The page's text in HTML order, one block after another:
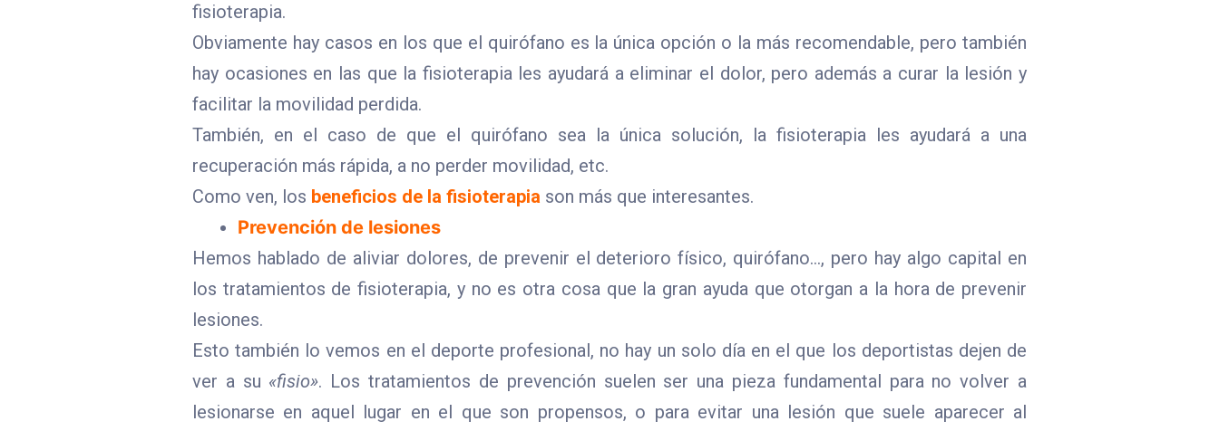
fisioterapia.
Obviamente hay casos en los que el quirófano es la única opción o la más recomendable, pero también
hay ocasiones en las que la fisioterapia les ayudará a eliminar el dolor, pero además a curar la lesión y
facilitar la movilidad perdida.
También, en el caso de que el quirófano sea la única solución, la fisioterapia les ayudará a una
recuperación más rápida, a no perder movilidad, etc.
Como ven, los beneficios de la fisioterapia son más que interesantes.
Prevención de lesiones
Hemos hablado de aliviar dolores, de prevenir el deterioro físico, quirófano…, pero hay algo capital en
los tratamientos de fisioterapia, y no es otra cosa que la gran ayuda que otorgan a la hora de prevenir
lesiones.
Esto también lo vemos en el deporte profesional, no hay un solo día en el que los deportistas dejen de
ver a su «fisio». Los tratamientos de prevención suelen ser una pieza fundamental para no volver a
lesionarse en aquel lugar en el que son propensos, o para evitar una lesión que suele aparecer al